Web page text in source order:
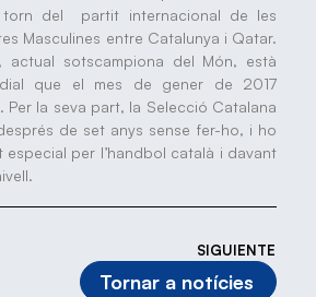
torn del partit internacional de les
Masculines entre Catalunya i Qatar.
actual sotscampiona del Món, està
que el mes de gener de 2017
Per la seva part, la Selecció Catalana
de set anys sense fer-ho, i ho
especial per l’handbol català i davant
SIGUIENTE
Tornar a notícies